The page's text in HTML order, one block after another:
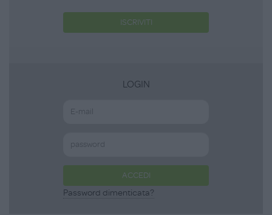
ISCRIVITI
LOGIN
ACCEDI
Password dimenticata?